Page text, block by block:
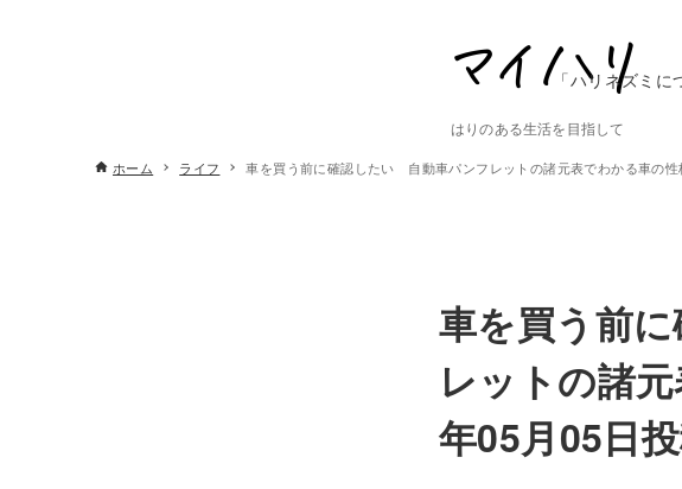
はりのある生活を目指して
「ハリネズミに
ホーム ライフ 車を買う前に確認したい 自動車パンフレットの諸元表でわかる車の性
車を買う前
レットの諸
年05月05日投